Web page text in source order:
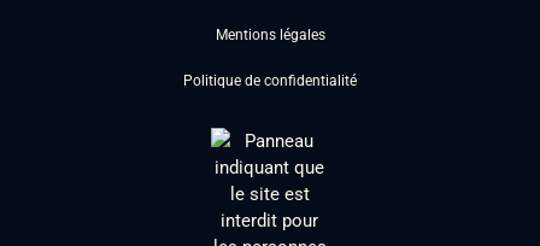
Mentions légales
Politique de confidentialité